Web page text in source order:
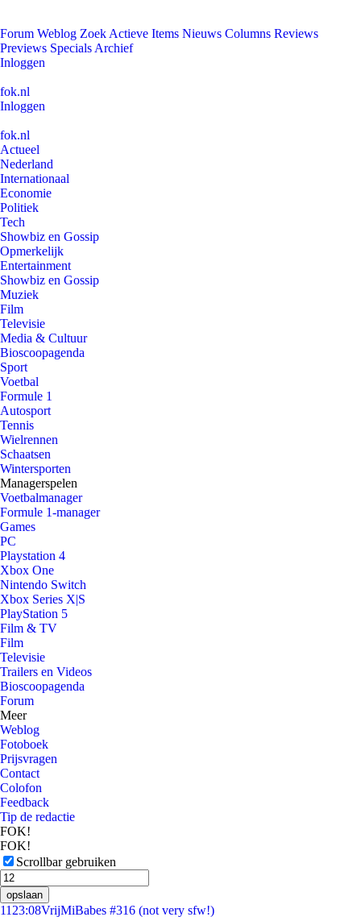
Forum Weblog Zoek Actieve Items Nieuws Columns Reviews
Previews Specials Archief
Inloggen
fok.nl
Inloggen
fok.nl
Actueel
Nederland
Internationaal
Economie
Politiek
Tech
Showbiz en Gossip
Opmerkelijk
Entertainment
Showbiz en Gossip
Muziek
Film
Televisie
Media & Cultuur
Bioscoopagenda
Sport
Voetbal
Formule 1
Autosport
Tennis
Wielrennen
Schaatsen
Wintersporten
Managerspelen
Voetbalmanager
Formule 1-manager
Games
PC
Playstation 4
Xbox One
Nintendo Switch
Xbox Series X|S
PlayStation 5
Film & TV
Film
Televisie
Trailers en Videos
Bioscoopagenda
Forum
Meer
Weblog
Fotoboek
Prijsvragen
Contact
Colofon
Feedback
Tip de redactie
FOK!
FOK!
Scrollbar gebruiken
opslaan
11 23:08VrijMiBabes #316 (not very sfw!)